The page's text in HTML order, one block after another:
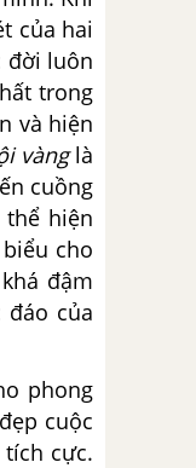
của hai
đời luôn
trong
và hiện
vànglà
cuồng
hiện
cho
đậm
của
phong
cuộc
cực.